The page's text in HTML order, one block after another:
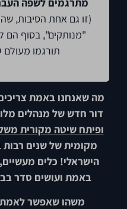
מתרגמים לשפה
(זו גם אחת הסיבות,
"מנותקים", בסוף הם
תורגמו
מה שאנחנו באמת
דור חדש של מנהלים
ופיתח שיטה מקורית
מקומית של שנים
הישראלי! כלים
באמת ועושים סדר
משהו שאפשר